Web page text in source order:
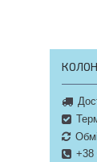
+38